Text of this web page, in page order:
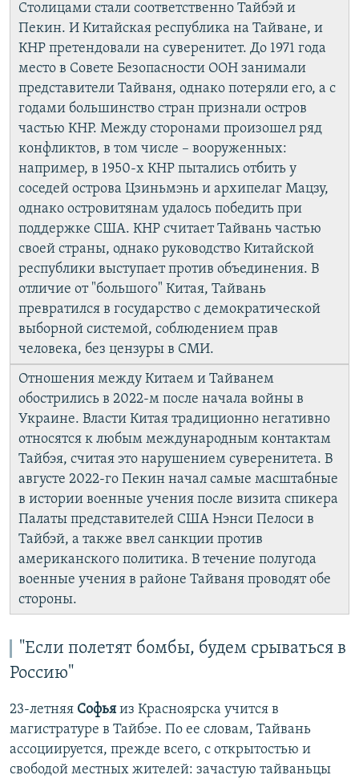
Столицами стали соответственно Тайбэй и
Пекин. И Китайская республика на Тайване, и
КНР претендовали на суверенитет. До 1971 года
место в Совете Безопасности ООН занимали
представители Тайваня, однако потеряли его, а с
годами большинство стран признали остров
частью КНР. Между сторонами произошел ряд
конфликтов, в том числе – вооруженных:
например, в 1950-х КНР пытались отбить у
соседей острова Цзиньмэнь и архипелаг Мацзу,
однако островитянам удалось победить при
поддержке США. КНР считает Тайвань частью
своей страны, однако руководство Китайской
республики выступает против объединения. В
отличие от "большого" Китая, Тайвань
превратился в государство с демократической
выборной системой, соблюдением прав
человека, без цензуры в СМИ.
Отношения между Китаем и Тайванем
обострились в 2022-м после начала войны в
Украине. Власти Китая традиционно негативно
относятся к любым международным контактам
Тайбэя, считая это нарушением суверенитета. В
августе 2022-го Пекин начал самые масштабные
в истории военные учения после визита спикера
Палаты представителей США Нэнси Пелоси в
Тайбэй, а также ввел санкции против
американского политика. В течение полугода
военные учения в районе Тайваня проводят обе
стороны.
"Если полетят бомбы, будем срываться в
Россию"
23-летняя Софья из Красноярска учится в
магистратуре в Тайбэе. По ее словам, Тайвань
ассоциируется, прежде всего, с открытостью и
свободой местных жителей: зачастую тайваньцы